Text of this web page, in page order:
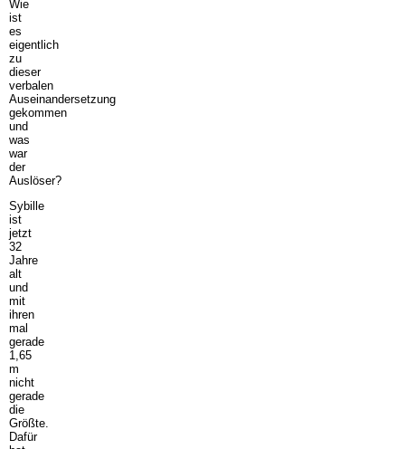
Wie
ist
es
eigentlich
zu
dieser
verbalen
Auseinandersetzung
gekommen
und
was
war
der
Auslöser?
Sybille
ist
jetzt
32
Jahre
alt
und
mit
ihren
mal
gerade
1,65
m
nicht
gerade
die
Größte.
Dafür